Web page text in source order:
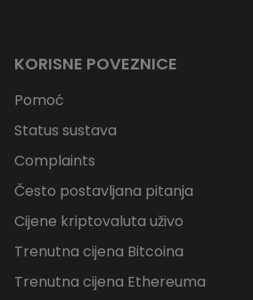
KORISNE POVEZNICE
Pomoć
Status sustava
Complaints
Često postavljana pitanja
Cijene kriptovaluta uživo
Trenutna cijena Bitcoina
Trenutna cijena Ethereuma